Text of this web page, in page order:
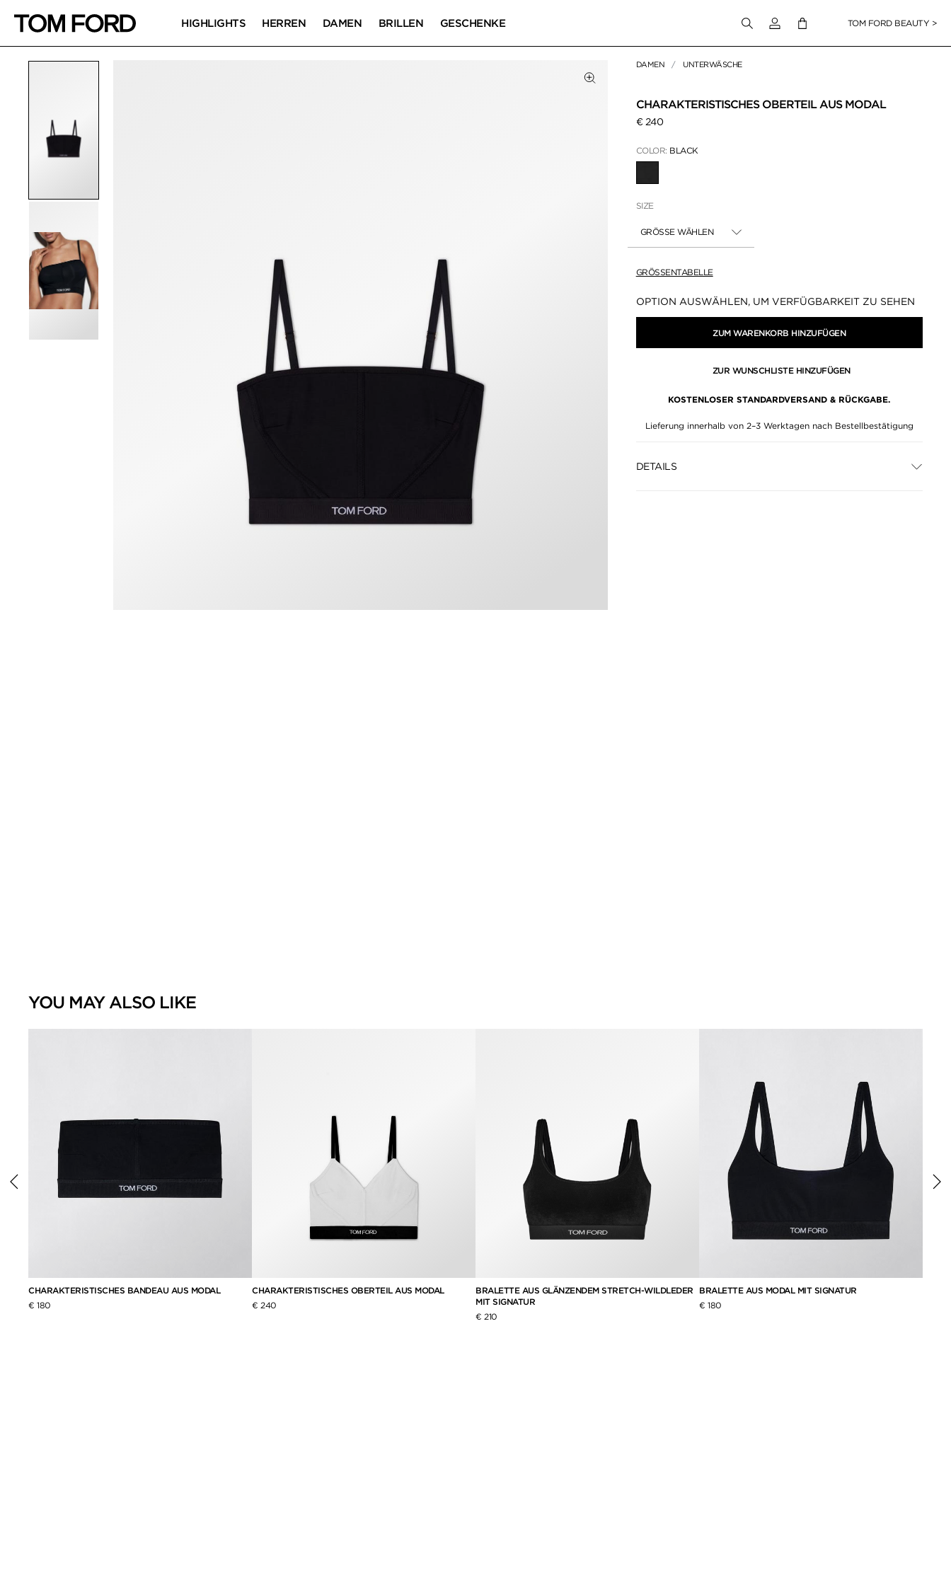
HIGHLIGHTS HERREN DAMEN BRILLEN GESCHENKE Melden Sie sich bei Ihrem Konto an
TOM FORD BEAUTY >
DAMEN UNTERWÄSCHE
CHARAKTERISTISCHES OBERTEIL AUS MODAL
€ 240
COLOR: BLACK
SIZE
GRÖSSE WÄHLEN
GRÖSSENTABELLE
Verfügbarkeit:
OPTION AUSWÄHLEN, UM VERFÜGBARKEIT ZU SEHEN
ZUM WARENKORB HINZUFÜGEN
ZUR WUNSCHLISTE HINZUFÜGEN
KOSTENLOSER STANDARDVERSAND & RÜCKGABE.
Lieferung innerhalb von 2–3 Werktagen nach Bestellbestätigung
DETAILS
YOU MAY ALSO LIKE
CHARAKTERISTISCHES BANDEAU AUS MODAL
€ 180
CHARAKTERISTISCHES OBERTEIL AUS MODAL
€ 240
BRALETTE AUS GLÄNZENDEM STRETCH-WILDLEDER
MIT SIGNATUR
€ 210
BRALETTE AUS MODAL MIT SIGNATUR
€ 180